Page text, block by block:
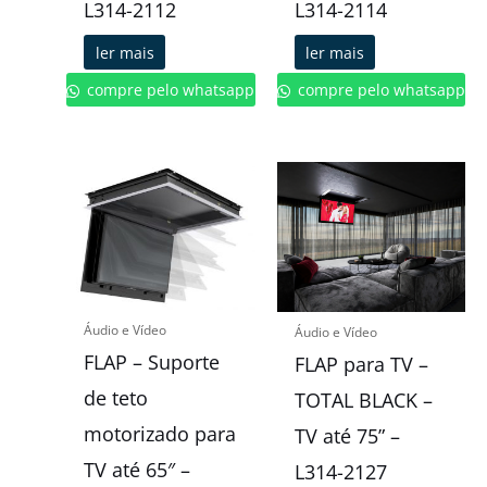
L314-2112
ler mais
compre pelo whatsapp
L314-2114
ler mais
compre pelo whatsapp
Áudio e Vídeo
FLAP – Suporte
de teto
motorizado para
TV até 65″ –
Áudio e Vídeo
FLAP para TV –
TOTAL BLACK –
TV até 75” –
L314-2127